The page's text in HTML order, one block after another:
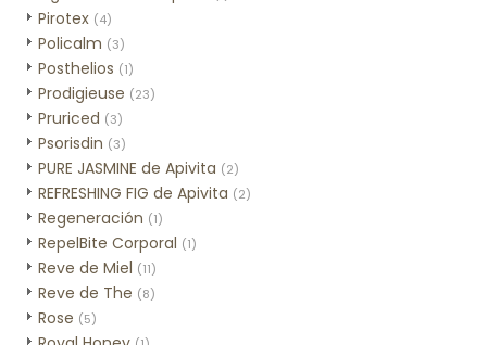
Pirotex (4)
Policalm (3)
Posthelios (1)
Prodigieuse (23)
Pruriced (3)
Psorisdin (3)
PURE JASMINE de Apivita (2)
REFRESHING FIG de Apivita (2)
Regeneración (1)
RepelBite Corporal (1)
Reve de Miel (11)
Reve de The (8)
Rose (5)